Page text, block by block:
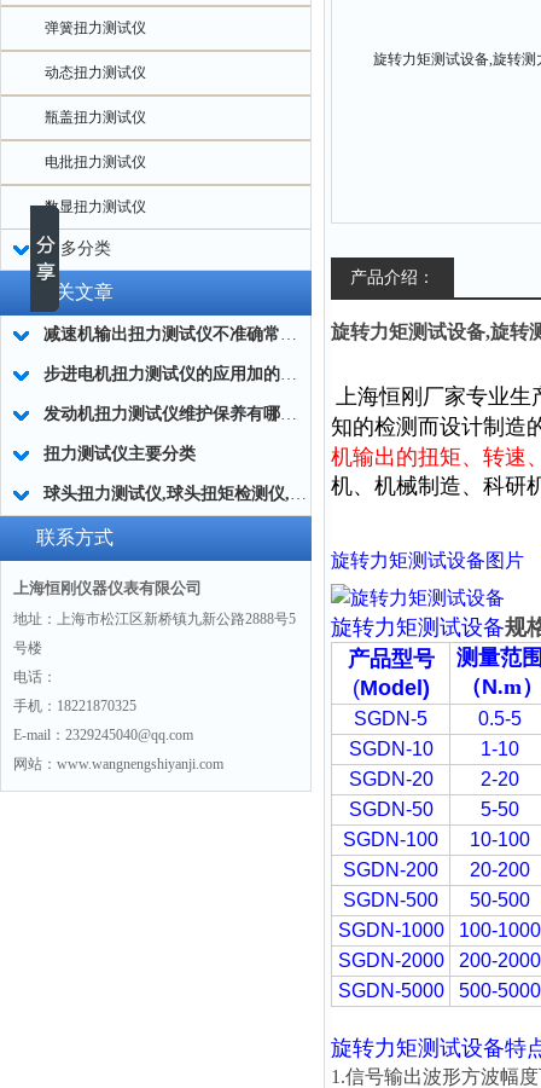
弹簧扭力测试仪
动态扭力测试仪
瓶盖扭力测试仪
电批扭力测试仪
数显扭力测试仪
更多分类
相关文章
减速机输出扭力测试仪不准确常用的处理方法
步进电机扭力测试仪的应用加的广泛
发动机扭力测试仪维护保养有哪些分类?
扭力测试仪主要分类
球头扭力测试仪,球头扭矩检测仪,汽车球头旋转扭矩测定仪
联系方式
上海恒刚仪器仪表有限公司
地址：上海市松江区新桥镇九新公路2888号5
号楼
电话：
手机：18221870325
E-mail：2329245040@qq.com
网站：www.wangnengshiyanji.com
产品介绍：
旋转力矩测试设备,旋转
上海恒刚厂家专业生
知的检测而设计制造
机输出的扭矩、转速
机、机械制造、科研
旋转力矩测试设备图片
旋转力矩测试设备规
产品型号
(Model)
测量范
（N.m
SGDN-5
0.5-5
SGDN-10
1-10
SGDN-20
2-20
SGDN-50
5-50
SGDN-100
10-100
SGDN-200
20-200
SGDN-500
50-500
SGDN-1000
100-1000
SGDN-2000
200-2000
SGDN-5000
500-5000
旋转力矩测试设备特
1.信号输出波形方波幅